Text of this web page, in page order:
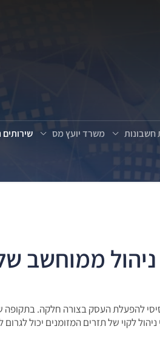
משרד יועץ מס שירותים
ניהול ממוחשב
להפעלת העסק בצורה חלקה.
לקוי של תזרים המזומנים יכול